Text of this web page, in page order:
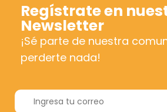
Regístrate en
Newsletter
¡Sé parte de nuestra
perderte nada!